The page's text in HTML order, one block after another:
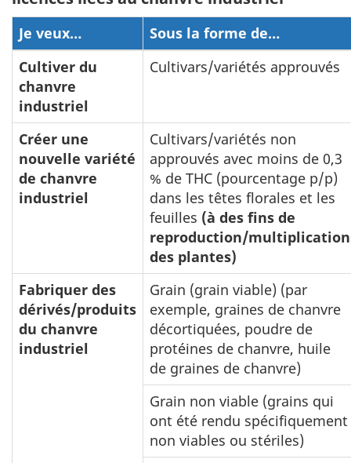
Je veux…
Sous la forme de…
Cultiver du
chanvre
industriel
Cultivars/variétés approuvés
Créer une
nouvelle variété
de chanvre
industriel
Cultivars/variétés non
approuvés avec moins de 0,3
% de THC (pourcentage p/p)
dans les têtes florales et les
feuilles (à des fins de
reproduction/multiplication
des plantes)
Fabriquer des
dérivés/produits
du chanvre
industriel
Grain (grain viable) (par
exemple, graines de chanvre
décortiquées, poudre de
protéines de chanvre, huile
de graines de chanvre)
Grain non viable (grains qui
ont été rendu spécifiquement
non viables ou stériles)